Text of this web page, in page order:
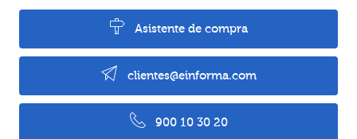
Asistente de compra
clientes@einforma.com
900 10 30 20